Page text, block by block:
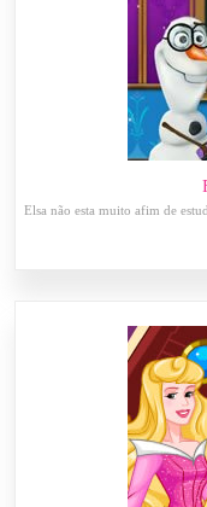
Elsa não esta muito afim de